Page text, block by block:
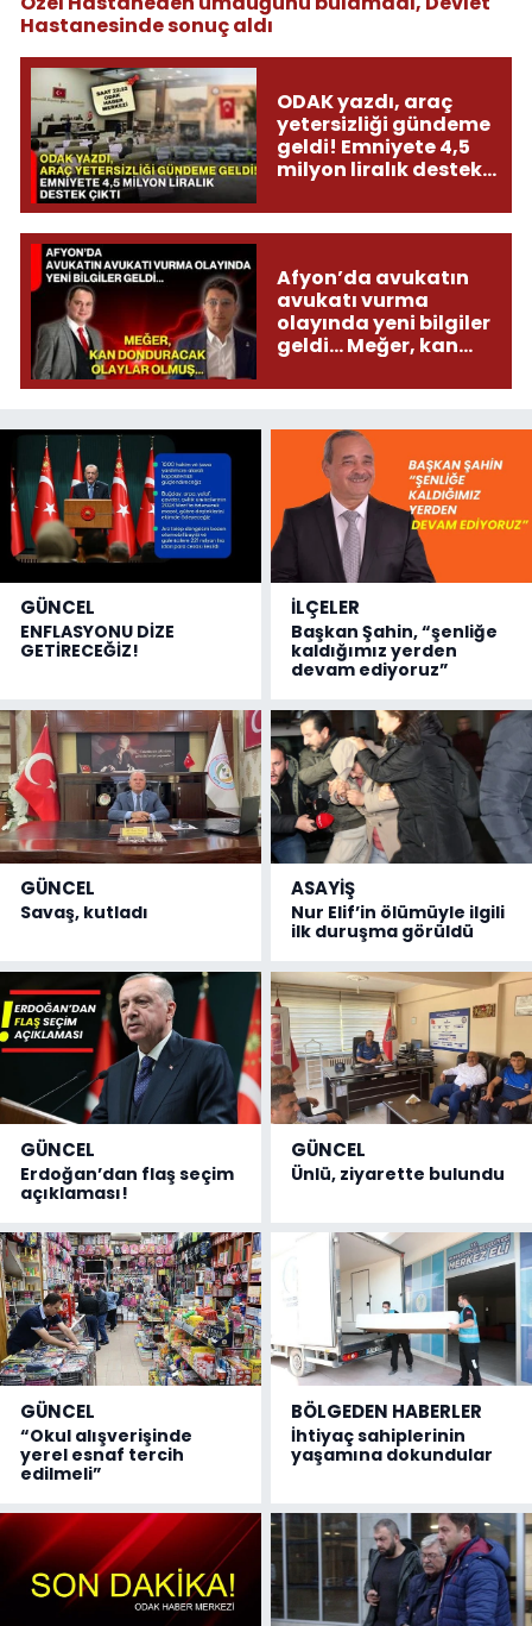
Hastanesinde sonuç aldı
ODAK yazdı, araç
yetersizliği gündeme
geldi! Emniyete 4,5
milyon liralık destek
Afyon’da avukatın
avukatı vurma
olayında yeni bilgiler
geldi... Meğer, kan
olmuş...
GÜNCEL
ENFLASYONU DİZE
GETİRECEĞİZ!
İLÇELER
Başkan Şahin, “şenliğe
kaldığımız yerden
devam ediyoruz”
GÜNCEL
Savaş, kutladı
ASAYİŞ
Nur Elif’in ölümüyle ilgili
ilk duruşma görüldü
GÜNCEL
Erdoğan’dan flaş seçim
açıklaması!
GÜNCEL
Ünlü, ziyarette bulundu
GÜNCEL
“Okul alışverişinde
yerel esnaf tercih
edilmeli”
BÖLGEDEN HABERLER
İhtiyaç sahiplerinin
yaşamına dokundular